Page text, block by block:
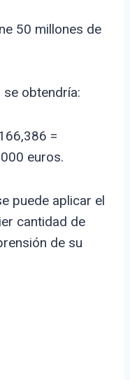
50 millones de
obtendría:
=
euros.
puede aplicar el
cantidad de
de su